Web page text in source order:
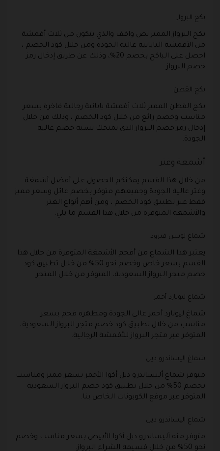
بكج البرواز
بكج البرواز المميز نص واقف والذي يتكون من ثلاث أقمشة
من الأقمشة اليابانية عالية الجودة ومن خلال كود الخصم ،
احصل على الباكج بخصم 20%، وذلك عن طريق إدخال رمز
خصم البرواز.
بكج القطن
بكج القطن المميز ثلاث أقمشة يابانية رجالية فاخرة بسعر
مناسب وخصم رائع من خلال كود الخصم ، وذلك من خلال
إدخال رمز خصم البرواز الذي يمنحك نسبة خصم عالية
الجودة.
أشمغة وغتر
من خلال هذا القسم يمكنكم الحصول على أفضل أشمغة
وغتر عالية الجودة وجميعهم متوفر بخصم عائل وسعر مميز
فقط عبر تطبيق كود الخصم ، ومن أهم أنواع الغتر
والأشمغة المتوفرة من خلال هذا القسم ما يلي.
شماغ لويس فيرود
يعتبر هذا الشماغ من أفخم الأشمغة المتوفرة من خلال هذا
القسم بسعر خاص وخصم نحو 50% من خلال تطبيق كود
خصم متجر البرواز السعودية، المتوفر من خلال المتجر.
شماغ ليونارد أحمر
شماغ ليونارد أحمر عالي الجودة ومظهره فخم بسعر
مناسب من خلال تطبيق كود خصم متجر البرواز السعودية،
المتوفر عبر متجر البرواز للأقمشة الرجالية.
شماغ اليساندرو ديل
متوفر شماغ أليساندرو ديل أكوا الأحمر بسعر مميز ومناسب
بخصم 50% من خلال تطبيق كود خصم البرواز السعودية
المتوفر عبر موقع الكوبونات الخاص بنا.
شماغ اليساندرو ديل
متوفر منه أليساندرو ديل أكوا الأبيض بسعر مناسب وخصم
نحو 50% من خلال قسيمة الشراء البرواز.